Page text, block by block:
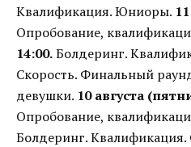
Квалификация. Юниоры.
Опробование,
14:00.Болдеринг.
Скорость. Финальный
девушки. 10 августа
Опробование,
Болдеринг.